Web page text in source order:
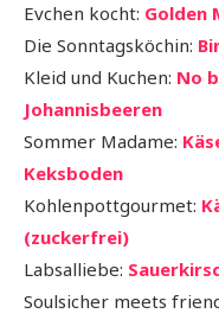
Evchen kocht: Golden
Die Sonntagsköchin:
Kleid und Kuchen: No
Johannisbeeren
Sommer Madame:
Keksboden
Kohlenpottgourmet:
(zuckerfrei)
Labsalliebe:
Soulsicher meets